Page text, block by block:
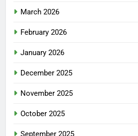
March 2026
February 2026
January 2026
December 2025
November 2025
October 2025
September 2025